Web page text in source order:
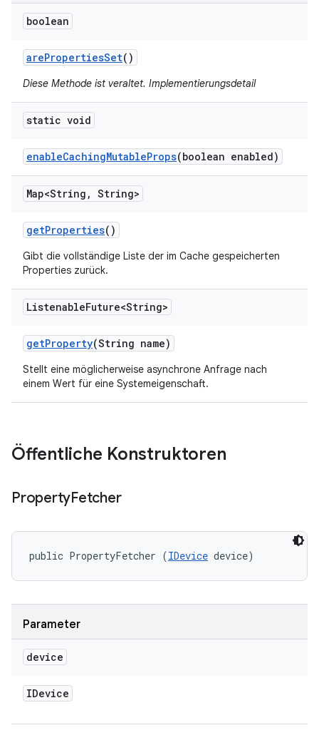
boolean
arePropertiesSet()
Diese Methode ist veraltet. Implementierungsdetail
static void
enableCachingMutableProps(boolean enabled)
Map<String , String>
getProperties()
Gibt die vollständige Liste der im Cache gespeicherten
Properties zurück.
ListenableFuture<String>
getProperty(String name)
Stellt eine möglicherweise asynchrone Anfrage nach
einem Wert für eine Systemeigenschaft.
Öffentliche Konstruktoren
PropertyFetcher
public PropertyFetcher (IDevice device)
Parameter
device
IDevice